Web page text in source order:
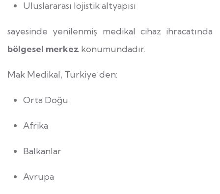
Uluslararası lojistik altyapısı
sayesinde yenilenmiş medikal cihaz ihracatında
bölgesel merkez konumundadır.
Mak Medikal, Türkiye’den:
Orta Doğu
Afrika
Balkanlar
Avrupa